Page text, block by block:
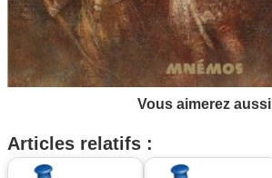
Vous aimerez aussi
Articles relatifs :